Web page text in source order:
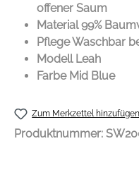
offener Saum
Material 99%
Pflege Waschbar
Modell Leah
Farbe Mid Blue
Zum Merkzettel hinzufügen
Produktnummer: